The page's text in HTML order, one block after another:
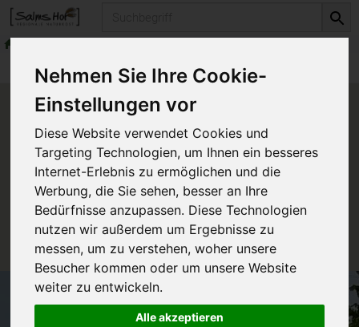
Nehmen Sie Ihre Cookie-
Einstellungen vor
Diese Website verwendet Cookies und
Targeting Technologien, um Ihnen ein besseres
Internet-Erlebnis zu ermöglichen und die
Werbung, die Sie sehen, besser an Ihre
Bedürfnisse anzupassen. Diese Technologien
nutzen wir außerdem um Ergebnisse zu
messen, um zu verstehen, woher unsere
Besucher kommen oder um unsere Website
weiter zu entwickeln.
Alle akzeptieren
Produkte Fleisch & Wurst Fleisch vom Rind
Produkt "Rinderleber" nicht
verfügbar.
Das von Ihnen gesuchte Produkt ist leider zur Zeit
nicht verfügbar.